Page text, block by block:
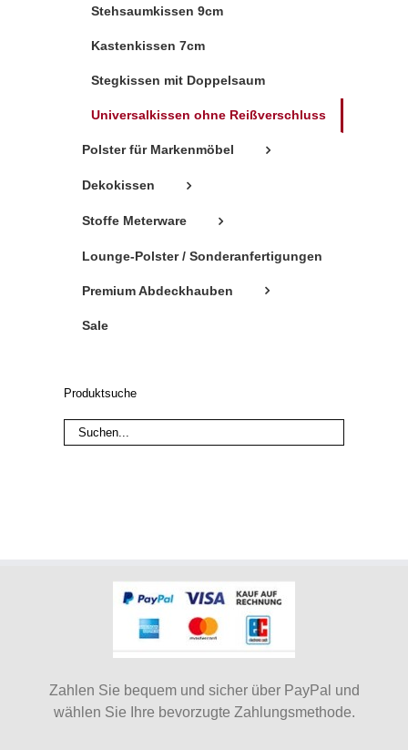
Stehsaumkissen 9cm
Kastenkissen 7cm
Stegkissen mit Doppelsaum
Universalkissen ohne Reißverschluss
Polster für Markenmöbel
Dekokissen
Stoffe Meterware
Lounge-Polster / Sonderanfertigungen
Premium Abdeckhauben
Sale
Produktsuche
Zahlen Sie bequem und sicher über PayPal und
wählen Sie Ihre bevorzugte Zahlungsmethode.